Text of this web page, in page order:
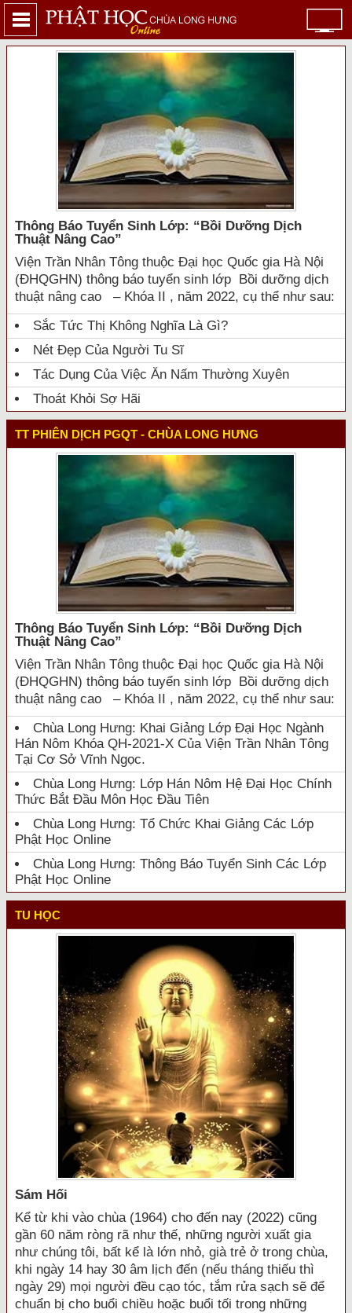
Thông Báo Tuyển Sinh Lớp: “bồi Dưỡng Dịch
Thuật Nâng Cao”
Viện Trần Nhân Tông thuộc Đại học Quốc gia Hà Nội
(ĐHQGHN) thông báo tuyển sinh lớp Bồi dưỡng dịch
thuật nâng cao – Khóa II , năm 2022, cụ thể như sau:
Sắc Tức Thị Không Nghĩa Là Gì?
Nét Đẹp Của Người Tu Sĩ
Tác Dụng Của Việc Ăn Nấm Thường Xuyên
Thoát Khỏi Sợ Hãi
TT PHIÊN DỊCH PGQT - CHÙA LONG HƯNG
Thông Báo Tuyển Sinh Lớp: “bồi Dưỡng Dịch
Thuật Nâng Cao”
Viện Trần Nhân Tông thuộc Đại học Quốc gia Hà Nội
(ĐHQGHN) thông báo tuyển sinh lớp Bồi dưỡng dịch
thuật nâng cao – Khóa II , năm 2022, cụ thể như sau:
Chùa Long Hưng: Khai Giảng Lớp Đại Học Ngành
Hán Nôm Khóa QH-2021-X Của Viện Trần Nhân Tông
Tại Cơ Sở Vĩnh Ngọc.
Chùa Long Hưng: Lớp Hán Nôm Hệ Đại Học Chính
Thức Bắt Đầu Môn Học Đầu Tiên
Chùa Long Hưng: Tổ Chức Khai Giảng Các Lớp
Phật Học Online
Chùa Long Hưng: Thông Báo Tuyển Sinh Các Lớp
Phật Học Online
TU HỌC
Sám Hối
Kể từ khi vào chùa (1964) cho đến nay (2022) cũng
gần 60 năm ròng rã như thế, những người xuất gia
như chúng tôi, bất kể là lớn nhỏ, già trẻ ở trong chùa,
khi ngày 14 hay 30 âm lịch đến (nếu tháng thiếu thì
ngày 29) mọi người đều cạo tóc, tắm rửa sạch sẽ để
chuẩn bị cho buổi chiều hoặc buổi tối trong những